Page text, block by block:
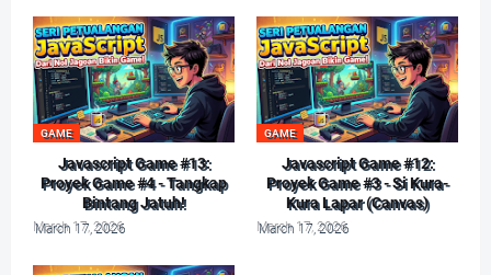
GAME
Javascript Game #13:
Proyek Game #4 - Tangkap
Bintang Jatuh!
March 17, 2026
GAME
Javascript Game #12:
Proyek Game #3 - Si Kura-
Kura Lapar (Canvas)
March 17, 2026